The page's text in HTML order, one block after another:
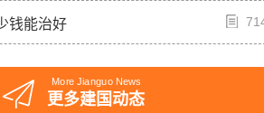
钱能治好
More Jianguo News
更多建国动态